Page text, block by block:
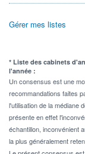
Gérer mes listes
* Liste des cabinets
l'année :
Un consensus est une
recommandations faites
l'utilisation de la médiane
présente en effet
échantillon, inconvénient
la plus généralement